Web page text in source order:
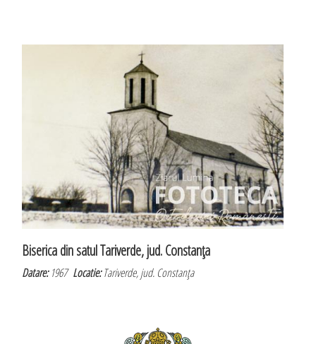
Biserica din satul Tariverde, jud. Constanţa
Datare:1967Locatie:Tariverde, jud. Constanţa